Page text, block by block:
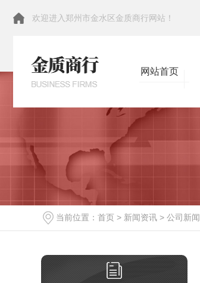
欢迎进入郑州市金水区金质商行网站！
网站首页
当前位置： 首页 > 新闻资讯 > 公司新闻